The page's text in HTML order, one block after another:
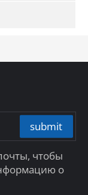
submit
чтобы
о